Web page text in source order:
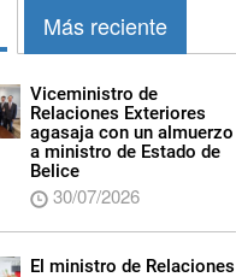
Más reciente
Viceministro de
Relaciones Exteriores
agasaja con un almuerzo
a ministro de Estado de
Belice
30/07/2026
El ministro de Relaciones